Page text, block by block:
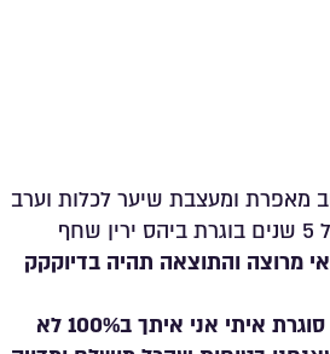
מאפרת ומעצבת שיער לכלות וערב
מרוצה והתוצאה תהיה בדיוקקק
אני כאן בשבילך וכשאת סוגרת איתי אני איתך ב100% לא